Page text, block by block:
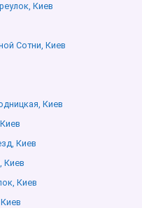
Киев
Сотни, Киев
Киев
Киев
Киев
Киев